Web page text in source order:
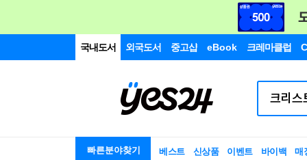
국내도서 외국도서 중고샵 eBook 크레마클럽
빠른분야찾기 베스트 신상품 이벤트 바이백 매